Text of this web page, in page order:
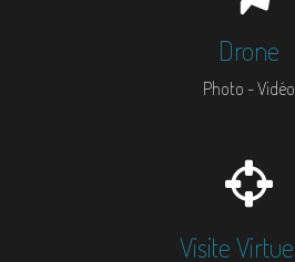
Drone
Photo - Vidéo
Visite